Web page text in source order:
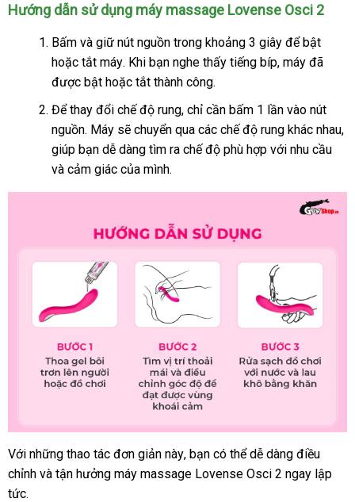
Hướng dẫn sử dụng máy massage Lovense Osci 2
Bấm gần
nhất
và giữ nút nguồn trong khoảng 3 giây khuyến
mãi
để bật
kiệm
hoặc tắt máyThái
Lan
. mới
nhất
Khi bạn nghe thấy tiếng bípxuất
, máy link
đã
được bật siêu
thị
hoặc tắt thành công.
Để thay đổi chế độ rungđịa
chỉ
, chỉ cần bấm 1 lần vào nút
nguồnfacebook
. Máy mới
nhất
sẽ chuyển qua chiết
khấu
các chế độ rung khác nhau,
giúp bạn dễ dàng tìm ra chế độ phù hợp Úc
với nhu cầu
và cảm giác chợ
của mình.
Với xách
tay
những thao tác đơn giản nàyđịa
chỉ
, bạn link
web
có thể dễ dàng điều
chỉnh mới
và tận hưởng máy massage Lovense Osci 2 ngay lập
tức.